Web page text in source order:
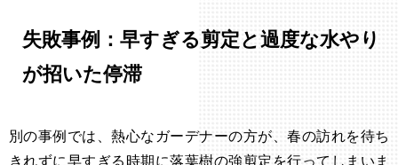
失敗事例：早すぎる剪定と過度な水やり
が招いた停滞
別の事例では、熱心なガーデナーの方が、春の訪れを待ち
きれずに早すぎる時期に落葉樹の強剪定を行ってしまいま